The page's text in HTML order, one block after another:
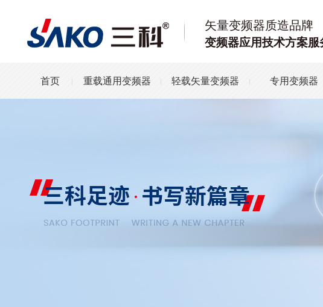
矢量变频器质造品牌
变频器应用技术方案服
首页 重载通用变频器 轻载矢量变频器 专用变频器